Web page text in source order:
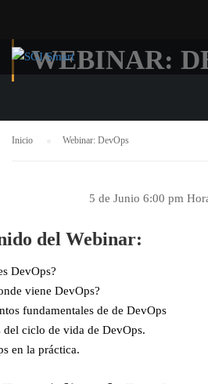
WEBINAR:
Inicio Webinar: DevOps
5 de Junio 6:00 pm
del Webinar:
DevOps?
viene DevOps?
fundamentales de de DevOps
del ciclo de vida de DevOps.
en la práctica.